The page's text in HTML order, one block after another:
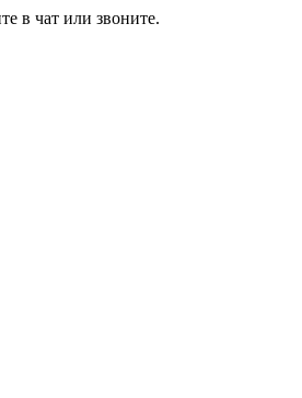
в чат или звоните.